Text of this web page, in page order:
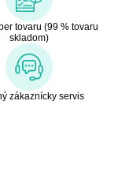
tovaru (99 % tovaru
skladom)
zákaznícky servis